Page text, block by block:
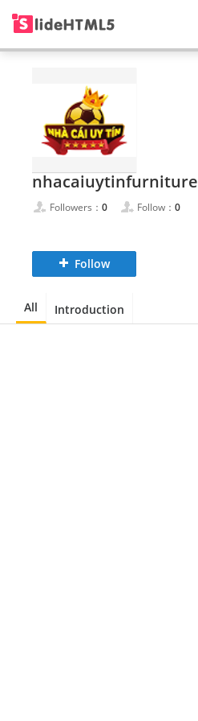
nhacaiuytinfurniture
Followers： 0 Follow： 0
Follow
All Introduction